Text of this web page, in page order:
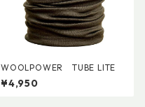
WOOLPOWER TUBE LITE
¥4,950